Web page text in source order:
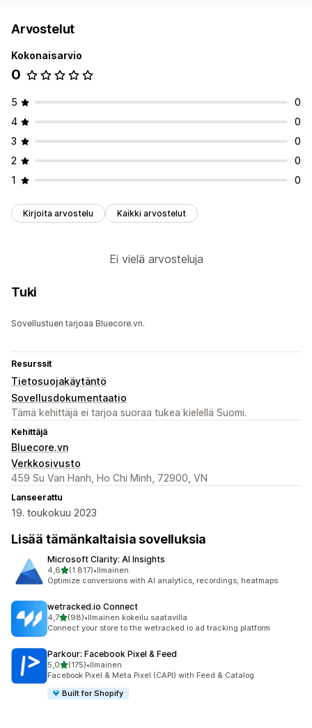
Arvostelut
Kokonaisarvio
0
5
0
4
0
3
0
2
0
1
0
Kirjoita arvostelu Kaikki arvostelut
Ei vielä arvosteluja
Tuki
Sovellustuen tarjoaa Bluecore.vn.
Resurssit
Tietosuojakäytäntö
Sovellusdokumentaatio
Tämä kehittäjä ei tarjoa suoraa tukea kielellä Suomi.
Kehittäjä
Bluecore.vn
Verkkosivusto
459 Su Van Hanh, Ho Chi Minh, 72900, VN
Lanseerattu
19. toukokuu 2023
Lisää tämänkaltaisia sovelluksia
Microsoft Clarity: AI Insights
4,6/ 5 tähteä
(1 817)
1817 arvostelua yhteensä
•Ilmainen
Optimize conversions with AI analytics, recordings, heatmaps
wetracked.io Connect
4,7/ 5 tähteä
(98)
98 arvostelua yhteensä
•Ilmainen kokeilu saatavilla
Connect your store to the wetracked.io ad tracking platform
Parkour: Facebook Pixel & Feed
5,0/ 5 tähteä
(175)
175 arvostelua yhteensä
•Ilmainen
Facebook Pixel & Meta Pixel (CAPI) with Feed & Catalog
Built for Shopify